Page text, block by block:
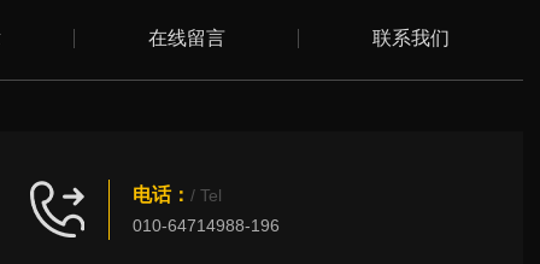
在线留言 联系我们
电话： / Tel
010-64714988-196